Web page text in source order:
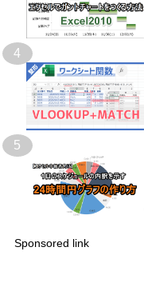
4
5
Sponsored link